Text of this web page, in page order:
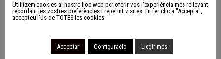
S6 Pack d’hidratació S12 Pack d’hidratació
Utilitzem cookies al nostre lloc web per oferir-vos l’experiència més rellevant
recordant les vostres preferències i repetint visites. En fer clic a "Accepta",
accepteu l'ús de TOTES les cookies
Acceptar Configuració Llegir més